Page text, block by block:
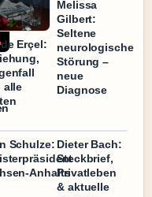
Erçel:
alle
Melissa
Gilbert:
Seltene
neurologische
Störung –
neue
Diagnose
Schulze:
Anhalts
Dieter Bach:
Steckbrief,
Privatleben
& aktuelle